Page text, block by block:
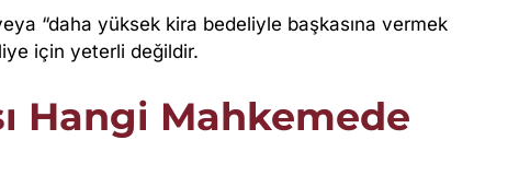
“daha yüksek kira bedeliyle başkasına vermek
için yeterli değildir.
Hangi Mahkemede